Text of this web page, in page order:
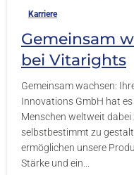
Karriere
Gemeinsam
bei Vitarights
Gemeinsam wachsen:
Innovations GmbH hat
Menschen weltweit
selbstbestimmt zu
ermöglichen unsere
Stärke und ein...